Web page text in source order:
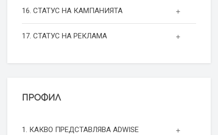
16. СТАТУС НА КАМПАНИЯТА
17. СТАТУС НА РЕКЛАМА
ПРОФИЛ
1. КАКВО ПРЕДСТАВЛЯВА ADWISE